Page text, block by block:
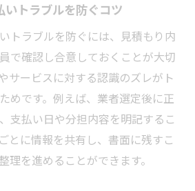
いトラブルを防ぐコツ
トラブルを防ぐには、見積もり内
で確認し合意しておくことが大切
サービスに対する認識のズレがト
めです。例えば、業者選定後に正
支払い日や分担内容を明記するこ
とに情報を共有し、書面に残すこ
理を進めることができます。